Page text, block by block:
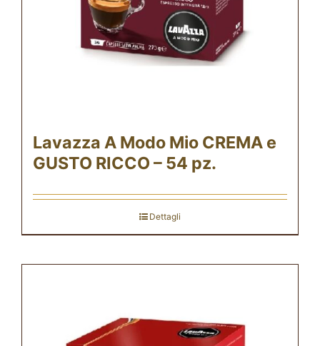
Lavazza A Modo Mio CREMA e
GUSTO RICCO – 54 pz.
Dettagli